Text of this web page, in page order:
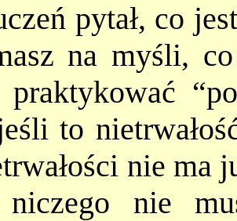
pytał, co
na myśli,
praktykować
to
nie ma
nie